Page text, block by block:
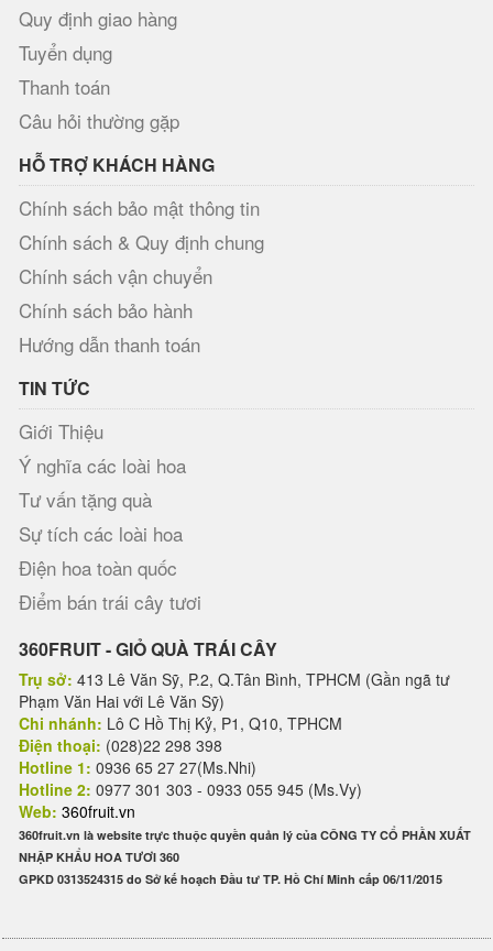
Quy định giao hàng
Tuyển dụng
Thanh toán
Câu hỏi thường gặp
HỖ TRỢ KHÁCH HÀNG
Chính sách bảo mật thông tin
Chính sách & Quy định chung
Chính sách vận chuyển
Chính sách bảo hành
Hướng dẫn thanh toán
TIN TỨC
Giới Thiệu
Ý nghĩa các loài hoa
Tư vấn tặng quà
Sự tích các loài hoa
Điện hoa toàn quốc
Điểm bán trái cây tươi
360FRUIT - GIỎ QUÀ TRÁI CÂY
Trụ sở: 413 Lê Văn Sỹ, P.2, Q.Tân Bình, TPHCM (Gần ngã tư
Phạm Văn Hai với Lê Văn Sỹ)
Chi nhánh: Lô C Hồ Thị Kỷ, P1, Q10, TPHCM
Điện thoại: (028)22 298 398
Hotline 1: 0936 65 27 27(Ms.Nhi)
Hotline 2: 0977 301 303 - 0933 055 945 (Ms.Vy)
Web: 360fruit.vn
360fruit.vn là website trực thuộc quyền quản lý của CÔNG TY CỔ PHẦN XUẤT
NHẬP KHẨU HOA TƯƠI 360
GPKD 0313524315 do Sở kế hoạch Đầu tư TP. Hồ Chí Minh cấp 06/11/2015